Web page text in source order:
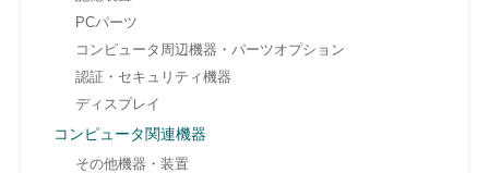
PCパーツ
コンピュータ周辺機器・パーツオプション
認証・セキュリティ機器
ディスプレイ
コンピュータ関連機器
その他機器・装置